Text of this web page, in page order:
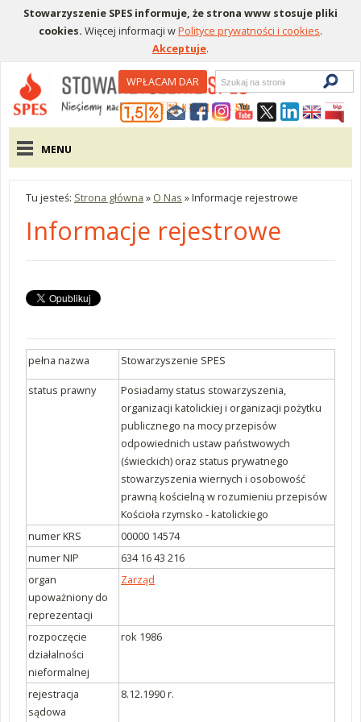
Stowarzyszenie SPES informuje, że strona www stosuje pliki
cookies. Więcej informacji wPolityce prywatności i cookies.
Akceptuje.
Menu pomocniczeWPŁACAM DAR
Wyszukiwarka
Menu główne
MENU
Tu jesteś: Strona główna » O Nas »Informacje rejestrowe
Informacje rejestrowe
pełna nazwa Stowarzyszenie SPES
status prawny
Posiadamy status stowarzyszenia,
organizacji katolickiej i organizacji pożytku
publicznego na mocy przepisów
odpowiednich ustaw państwowych
(świeckich) oraz status prywatnego
stowarzyszenia wiernych i osobowość
prawną kościelną w rozumieniu przepisów
Kościoła rzymsko - katolickiego
numer KRS
00000 14574
numer NIP
634 16 43 216
organ
upoważniony do
reprezentacji
Zarząd
rozpoczęcie
działalności
nieformalnej
rok 1986
rejestracja
sądowa
8.12.1990 r.